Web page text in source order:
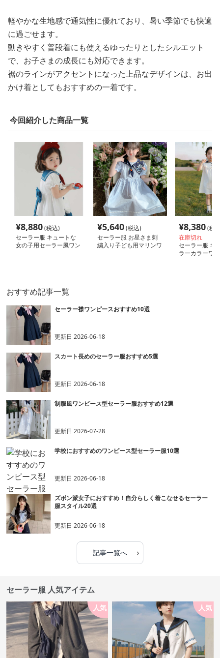
軽やかな生地感で通気性に優れており、暑い季節でも快適
に過ごせます。
動きやすく普段着にも使えるゆったりとしたシルエット
で、お子さまの成長にも対応できます。
裾のラインがアクセントになった上品なデザインは、お出
かけ着としてもおすすめの一着です。
今回紹介した商品一覧
¥8,880(税込)
セーラー服 キュートな
女の子用セーラー風ワン
¥5,640(税込)
セーラー服 お星さま刺
繍入り子ども用マリンワ
¥8,380(税
在庫切れ
セーラー服 キ
ラーカラーワ
おすすめ記事一覧
セーラー襟ワンピースおすすめ10選
更新日2026-06-18
スカート長めのセーラー服おすすめ5選
更新日2026-06-18
制服風ワンピース型セーラー服おすすめ12選
更新日2026-07-28
学校におすすめのワンピース型セーラー服10選
更新日2026-06-18
ズボン派女子におすすめ！自分らしく着こなせるセーラー
服スタイル20選
更新日2026-06-18
記事一覧へ ›
セーラー服 人気アイテム
人気 人気